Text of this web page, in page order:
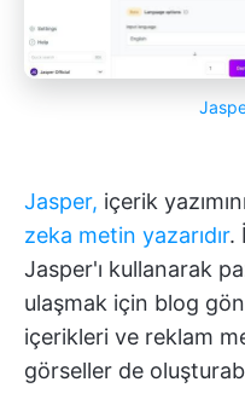
Jasper, içerik
zeka metin yazarıdır.
Jasper'ı kullanarak
ulaşmak için blog
içerikleri ve reklam
görseller de